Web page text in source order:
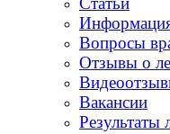
Вопросы
Отзывы о
Вакансии
Результаты